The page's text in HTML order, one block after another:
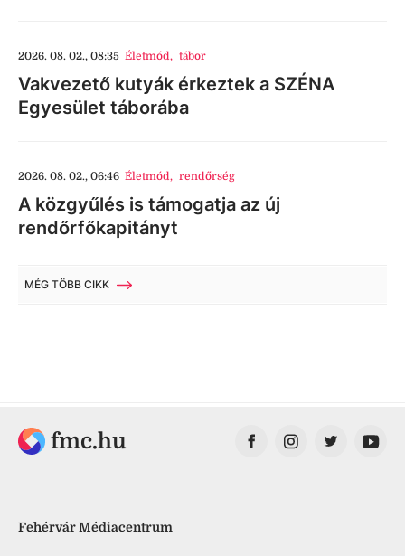
2026. 08. 02., 08:35 Életmód, tábor
Vakvezető kutyák érkeztek a SZÉNA
Egyesület táborába
2026. 08. 02., 06:46 Életmód, rendőrség
A közgyűlés is támogatja az új
rendőrfőkapitányt
MÉG TÖBB CIKK
fmc.hu
Fehérvár Médiacentrum